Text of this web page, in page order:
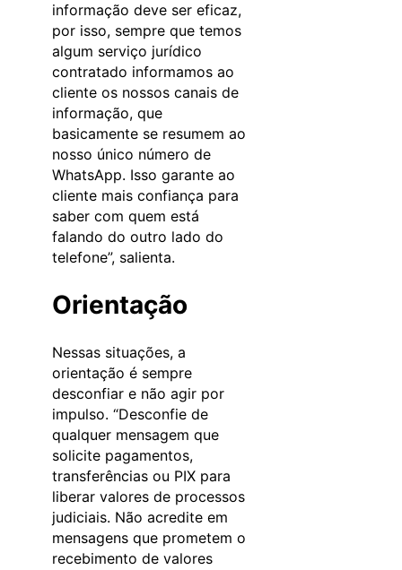
informação deve ser eficaz,
por isso, sempre que temos
algum serviço jurídico
contratado informamos ao
cliente os nossos canais de
informação, que
basicamente se resumem ao
nosso único número de
WhatsApp. Isso garante ao
cliente mais confiança para
saber com quem está
falando do outro lado do
telefone”, salienta.
Orientação
Nessas situações, a
orientação é sempre
desconfiar e não agir por
impulso. “Desconfie de
qualquer mensagem que
solicite pagamentos,
transferências ou PIX para
liberar valores de processos
judiciais. Não acredite em
mensagens que prometem o
recebimento de valores